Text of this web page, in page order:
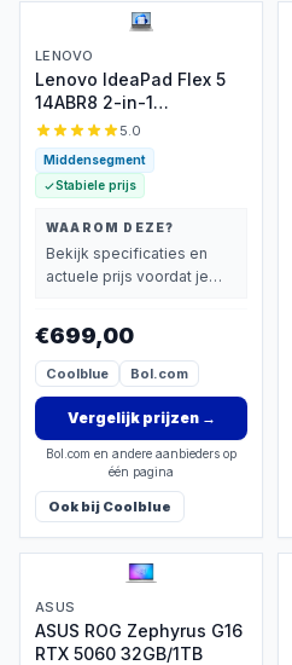
LENOVO
Lenovo IdeaPad Flex 5
14ABR8 2-in-1
touchscreen
5.0
Middensegment
Stabiele prijs
WAAROM DEZE?
Bekijk specificaties en
actuele prijs voordat je
€699,00
Coolblue Bol.com
Vergelijk prijzen→
Bol.com en andere aanbieders op
één pagina
Ook bij Coolblue
ASUS
ASUS ROG Zephyrus G16
RTX 5060 32GB/1TB